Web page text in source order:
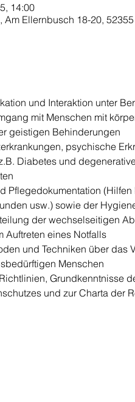
14:00
Ellernbusch 18-20,
und Interaktion unter
mit Menschen mit
geistigen Behinderungen
psychische
Diabetes und
Pflegedokumentation
usw.) sowie der
der wechselseitigen
Auftreten eines Notfalls
und Techniken über das
Menschen
Grundkenntnisse
und zur Charta der